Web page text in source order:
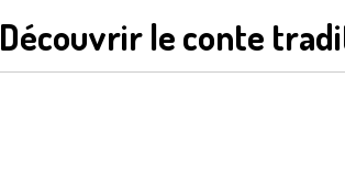
Découvrir le conte